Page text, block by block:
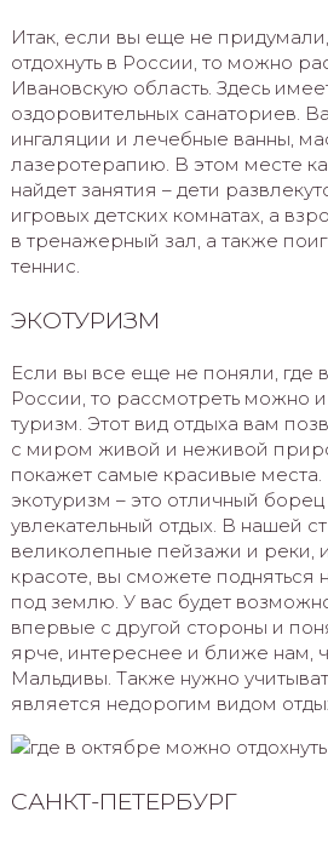
Итак, если вы еще не
отдохнуть в России, то можно
Ивановскую область. Здесь
оздоровительных санаториев.
ингаляции и лечебные ванны,
лазеротерапию. В этом месте
найдет занятия – дети
игровых детских комнатах, а
в тренажерный зал, а также
теннис.
ЭКОТУРИЗМ
Если вы все еще не поняли, где
России, то рассмотреть можно
туризм. Этот вид отдыха вам
с миром живой и неживой
покажет самые красивые места.
экотуризм – это отличный
увлекательный отдых. В нашей
великолепные пейзажи и реки,
красоте, вы сможете подняться
под землю. У вас будет
впервые с другой стороны и
ярче, интереснее и ближе нам,
Мальдивы. Также нужно
является недорогим видом
САНКТ-ПЕТЕРБУРГ